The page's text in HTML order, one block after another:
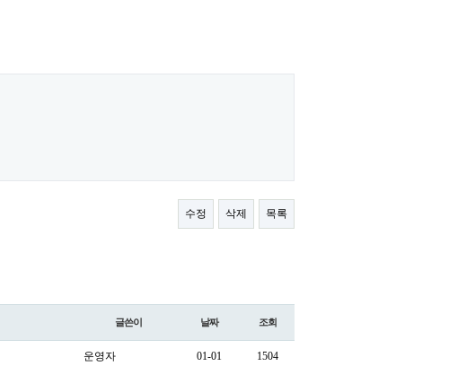
수정 삭제 목록
글쓴이 날짜 조회
운영자 01-01 1504